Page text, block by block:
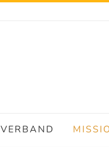
VERBAND